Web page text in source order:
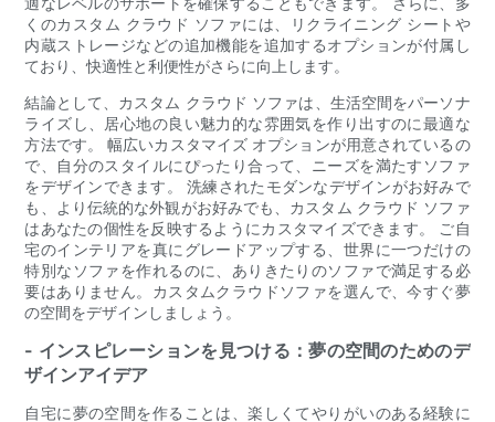
くのカスタム クラウド ソファには、リクライニング シートや
内蔵ストレージなどの追加機能を追加するオプションが付属し
ており、快適性と利便性がさらに向上します。
結論として、カスタム クラウド ソファは、生活空間をパーソナ
ライズし、居心地の良い魅力的な雰囲気を作り出すのに最適な
方法です。 幅広いカスタマイズ オプションが用意されているの
で、自分のスタイルにぴったり合って、ニーズを満たすソファ
をデザインできます。 洗練されたモダンなデザインがお好みで
も、より伝統的な外観がお好みでも、カスタム クラウド ソファ
はあなたの個性を反映するようにカスタマイズできます。 ご自
宅のインテリアを真にグレードアップする、世界に一つだけの
特別なソファを作れるのに、ありきたりのソファで満足する必
要はありません。カスタムクラウドソファを選んで、今すぐ夢
の空間をデザインしましょう。
- インスピレーションを見つける：夢の空間のためのデ
ザインアイデア
自宅に夢の空間を作ることは、楽しくてやりがいのある経験に